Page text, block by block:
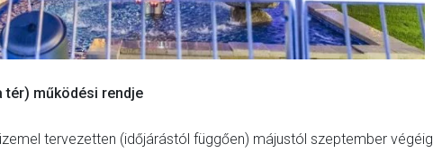
tér) működési rendje
tervezetten (időjárástól függően) májustól szeptember végéig